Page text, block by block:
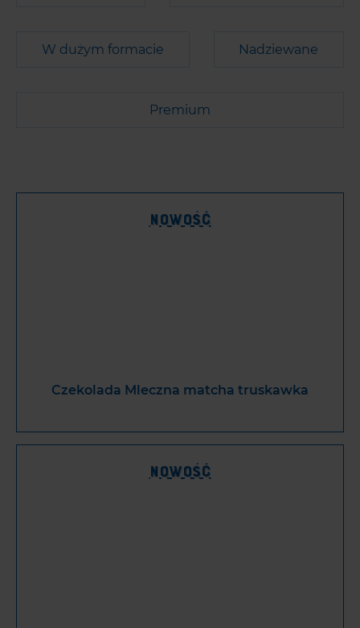
W dużym formacie Nadziewane
Premium
Nowość
Czekolada Mleczna matcha truskawka
Nowość